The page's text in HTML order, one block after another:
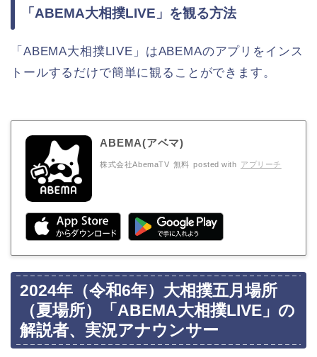
「ABEMA大相撲LIVE」を観る方法
「ABEMA大相撲LIVE」はABEMAのアプリをインス
トールするだけで簡単に観ることができます。
ABEMA(アベマ)
株式会社AbemaTV 無料 posted with アプリーチ
2024年（令和6年）大相撲五月場所
（夏場所）「ABEMA大相撲LIVE」の
解説者、実況アナウンサー